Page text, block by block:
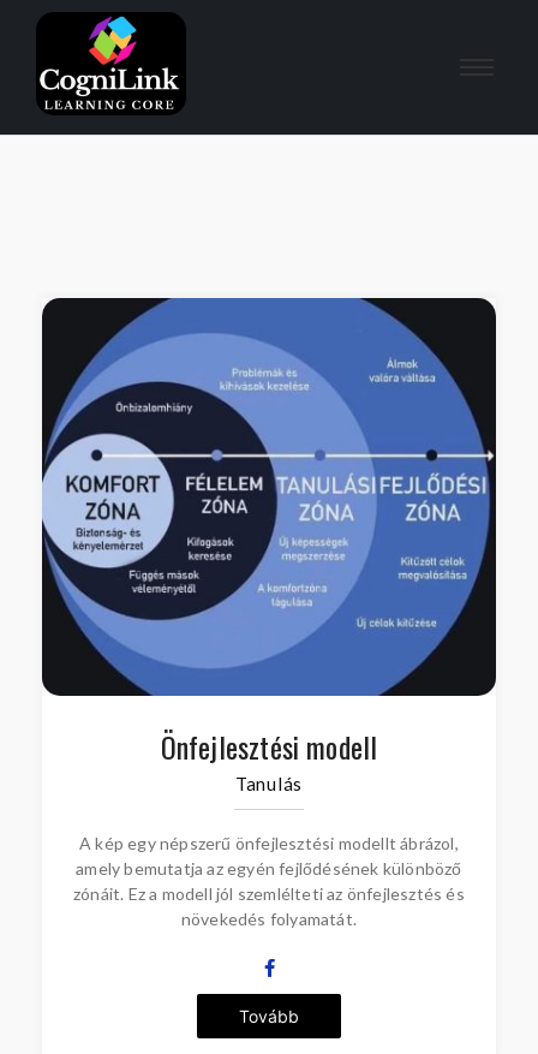
Önfejlesztési modell
Tanulás
A kép egy népszerű önfejlesztési modellt ábrázol,
amely bemutatja az egyén fejlődésének különböző
zónáit. Ez a modell jól szemlélteti az önfejlesztés és
növekedés folyamatát.
Tovább